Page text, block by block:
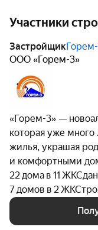
Участники
Застройщик
ООО «Горем-3»
«Горем-3» —
которая уже много
жилья, украшая
и комфортными
22 дома в 11 ЖК
7 домов в 2 ЖК